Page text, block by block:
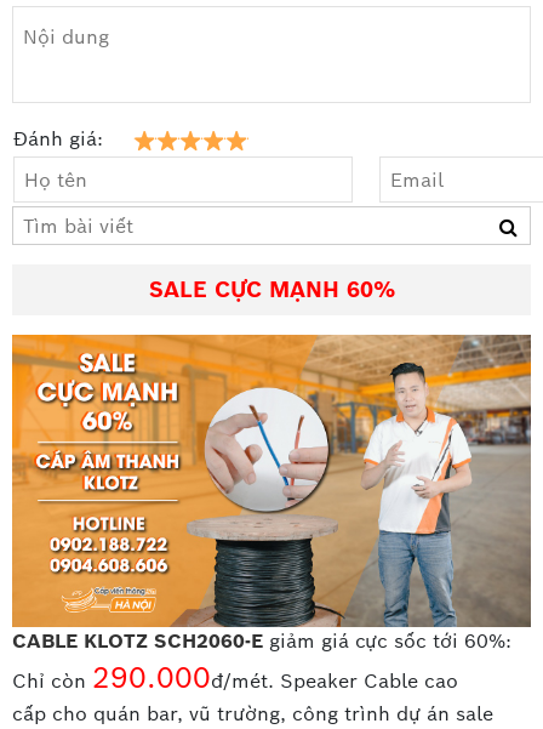
Đánh giá:
SALE CỰC MẠNH 60%
CABLE KLOTZ SCH2060-E giảm giá cực sốc tới 60%:
Chỉ còn 290.000đ/mét. Speaker Cable cao
cấp cho quán bar, vũ trường, công trình dự án sale